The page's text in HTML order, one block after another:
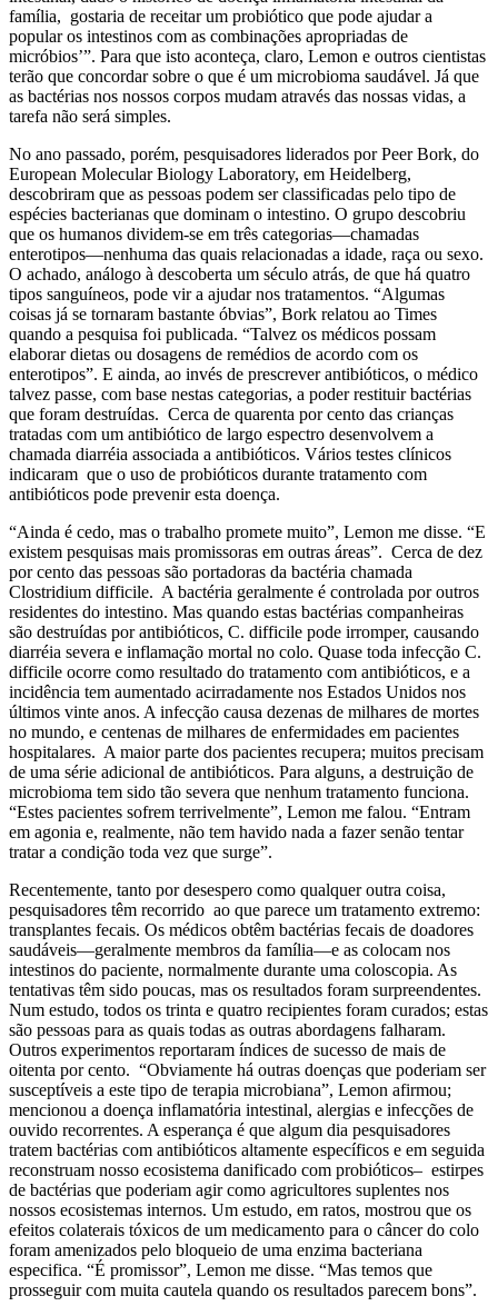
família, gostaria de receitar um probiótico que pode ajudar a
popular os intestinos com as combinações apropriadas de
micróbios’”. Para que isto aconteça, claro, Lemon e outros cientistas
terão que concordar sobre o que é um microbioma saudável. Já que
as bactérias nos nossos corpos mudam através das nossas vidas, a
tarefa não será simples.
No ano passado, porém, pesquisadores liderados por Peer Bork, do
European Molecular Biology Laboratory, em Heidelberg,
descobriram que as pessoas podem ser classificadas pelo tipo de
espécies bacterianas que dominam o intestino. O grupo descobriu
que os humanos dividem-se em três categorias—chamadas
enterotipos—nenhuma das quais relacionadas a idade, raça ou sexo.
O achado, análogo à descoberta um século atrás, de que há quatro
tipos sanguíneos, pode vir a ajudar nos tratamentos. “Algumas
coisas já se tornaram bastante óbvias”, Bork relatou ao Times
quando a pesquisa foi publicada. “Talvez os médicos possam
elaborar dietas ou dosagens de remédios de acordo com os
enterotipos”. E ainda, ao invés de prescrever antibióticos, o médico
talvez passe, com base nestas categorias, a poder restituir bactérias
que foram destruídas. Cerca de quarenta por cento das crianças
tratadas com um antibiótico de largo espectro desenvolvem a
chamada diarréia associada a antibióticos. Vários testes clínicos
indicaram que o uso de probióticos durante tratamento com
antibióticos pode prevenir esta doença.
“Ainda é cedo, mas o trabalho promete muito”, Lemon me disse. “E
existem pesquisas mais promissoras em outras áreas”. Cerca de dez
por cento das pessoas são portadoras da bactéria chamada
Clostridium difficile. A bactéria geralmente é controlada por outros
residentes do intestino. Mas quando estas bactérias companheiras
são destruídas por antibióticos, C. difficile pode irromper, causando
diarréia severa e inflamação mortal no colo. Quase toda infecção C.
difficile ocorre como resultado do tratamento com antibióticos, e a
incidência tem aumentado acirradamente nos Estados Unidos nos
últimos vinte anos. A infecção causa dezenas de milhares de mortes
no mundo, e centenas de milhares de enfermidades em pacientes
hospitalares. A maior parte dos pacientes recupera; muitos precisam
de uma série adicional de antibióticos. Para alguns, a destruição de
microbioma tem sido tão severa que nenhum tratamento funciona.
“Estes pacientes sofrem terrivelmente”, Lemon me falou. “Entram
em agonia e, realmente, não tem havido nada a fazer senão tentar
tratar a condição toda vez que surge”.
Recentemente, tanto por desespero como qualquer outra coisa,
pesquisadores têm recorrido ao que parece um tratamento extremo:
transplantes fecais. Os médicos obtêm bactérias fecais de doadores
saudáveis—geralmente membros da família—e as colocam nos
intestinos do paciente, normalmente durante uma coloscopia. As
tentativas têm sido poucas, mas os resultados foram surpreendentes.
Num estudo, todos os trinta e quatro recipientes foram curados; estas
são pessoas para as quais todas as outras abordagens falharam.
Outros experimentos reportaram índices de sucesso de mais de
oitenta por cento. “Obviamente há outras doenças que poderiam ser
susceptíveis a este tipo de terapia microbiana”, Lemon afirmou;
mencionou a doença inflamatória intestinal, alergias e infecções de
ouvido recorrentes. A esperança é que algum dia pesquisadores
tratem bactérias com antibióticos altamente específicos e em seguida
reconstruam nosso ecosistema danificado com probióticos– estirpes
de bactérias que poderiam agir como agricultores suplentes nos
nossos ecosistemas internos. Um estudo, em ratos, mostrou que os
efeitos colaterais tóxicos de um medicamento para o câncer do colo
foram amenizados pelo bloqueio de uma enzima bacteriana
especifica. “É promissor”, Lemon me disse. “Mas temos que
prosseguir com muita cautela quando os resultados parecem bons”.